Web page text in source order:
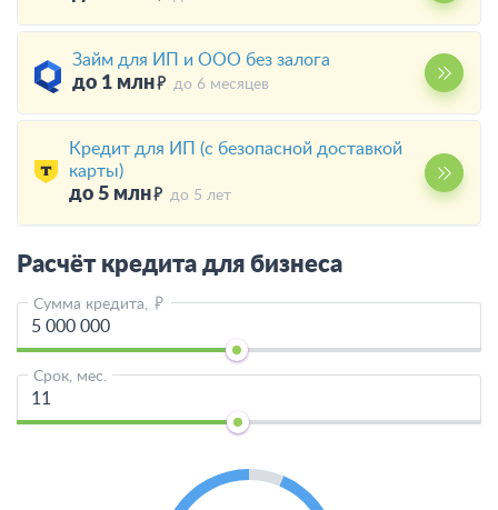
Займ для ИП и ООО без залога
до 1 млн до 6 месяцев
Кредит для ИП (с безопасной доставкой
карты)
до 5 млн до 5 лет
Расчёт кредита для бизнеса
Сумма кредита,
Срок, мес.